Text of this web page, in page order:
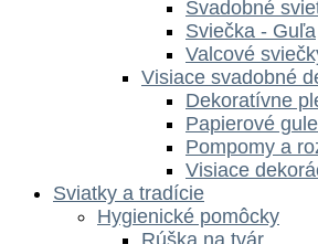
Svadobné
Sviečka - Guľa
Valcové
Visiace svadobné
Dekoratívne
Papierové
Pompomy a
Visiace
Sviatky a tradície
Hygienické pomôcky
Rúška na tvár